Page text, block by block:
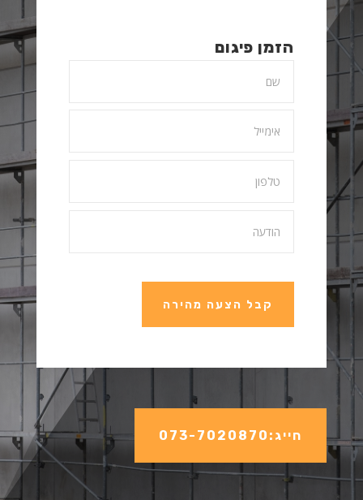
הזמן פיגום
קבל הצעה מהירה
חייג:073-7020870